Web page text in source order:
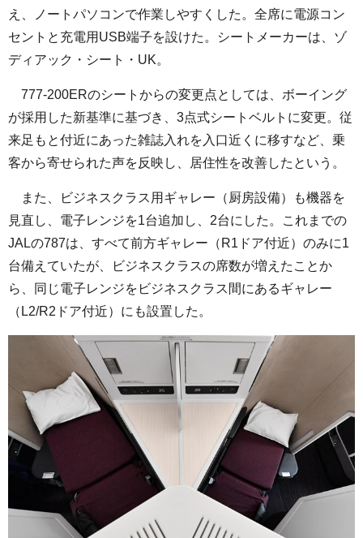
え、ノートパソコンで作業しやすくした。全席に電源コン
セントと充電用USB端子を設けた。シートメーカーは、ゾ
ディアック・シート・UK。
777-200ERのシートからの変更点としては、ボーイング
が採用した新基準に基づき、3点式シートベルトに変更。従
来足もと付近にあった雑誌入れを入口近くに移すなど、乗
客から寄せられた声を反映し、居住性を改善したという。
また、ビジネスクラス用ギャレー（厨房設備）も機器を
見直し、電子レンジを1台追加し、2台にした。これまでの
JALの787は、すべて前方ギャレー（R1ドア付近）のみに1
台備えていたが、ビジネスクラスの席数が増えたことか
ら、同じ電子レンジをビジネスクラス間にあるギャレー
（L2/R2ドア付近）にも設置した。